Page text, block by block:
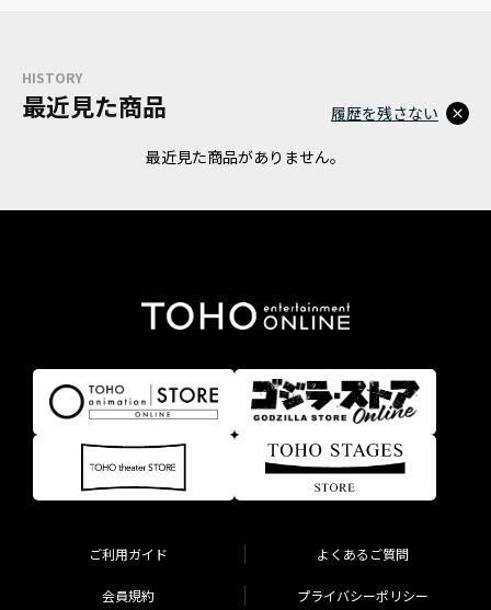
HISTORY
最近見た商品
最近見た商品がありません。
履歴を残さない
ご利用ガイド よくあるご質問
会員規約 プライバシーポリシー